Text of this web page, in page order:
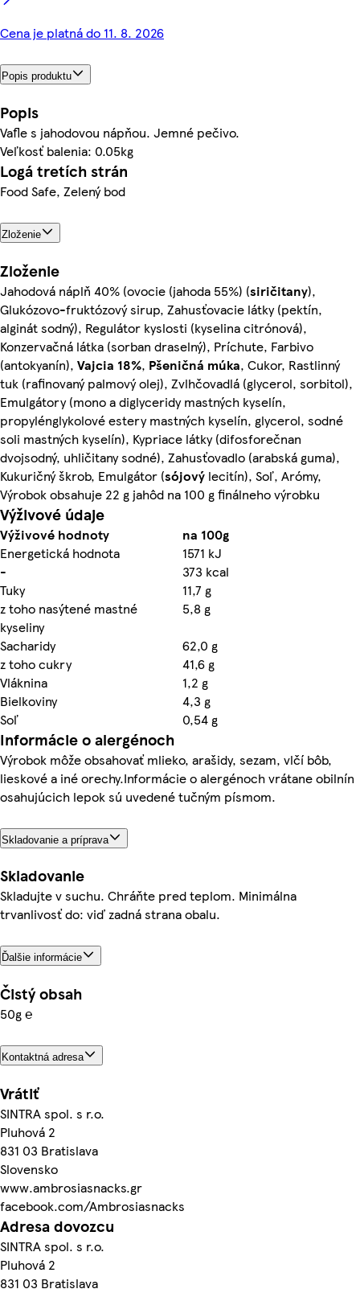
Cena je platná do 11. 8. 2026
Popis produktu
Popis
Vafle s jahodovou nápňou. Jemné pečivo.
Veľkosť balenia: 0.05kg
Logá tretích strán
Food Safe, Zelený bod
Zloženie
Zloženie
Jahodová náplň 40% (ovocie (jahoda 55%) (siričitany),
Glukózovo-fruktózový sirup, Zahusťovacie látky (pektín,
alginát sodný), Regulátor kyslosti (kyselina citrónová),
Konzervačná látka (sorban draselný), Príchute, Farbivo
(antokyanín), Vajcia 18%, Pšeničná múka, Cukor, Rastlinný
tuk (rafinovaný palmový olej), Zvlhčovadlá (glycerol, sorbitol),
Emulgátory (mono a diglyceridy mastných kyselín,
propylénglykolové estery mastných kyselín, glycerol, sodné
soli mastných kyselín), Kypriace látky (difosforečnan
dvojsodný, uhličitany sodné), Zahusťovadlo (arabská guma),
Kukuričný škrob, Emulgátor (sójový lecitín), Soľ, Arómy,
Výrobok obsahuje 22 g jahôd na 100 g finálneho výrobku
Výživové údaje
Výživové hodnoty
na 100g
Energetická hodnota
1571 kJ
-
373 kcal
Tuky
11,7 g
z toho nasýtené mastné
kyseliny
5,8 g
Sacharidy
62,0 g
z toho cukry
41,6 g
Vláknina
1,2 g
Bielkoviny
4,3 g
Soľ
0,54 g
Informácie o alergénoch
Výrobok môže obsahovať mlieko, arašidy, sezam, vlčí bôb,
lieskové a iné orechy.Informácie o alergénoch vrátane obilnín
osahujúcich lepok sú uvedené tučným písmom.
Skladovanie a príprava
Skladovanie
Skladujte v suchu. Chráňte pred teplom. Minimálna
trvanlivosť do: viď zadná strana obalu.
Ďalšie informácie
Čistý obsah
50g ℮
Kontaktná adresa
Vrátiť
SINTRA spol. s r.o.
Pluhová 2
831 03 Bratislava
Slovensko
www.ambrosiasnacks.gr
facebook.com/Ambrosiasnacks
Adresa dovozcu
SINTRA spol. s r.o.
Pluhová 2
831 03 Bratislava